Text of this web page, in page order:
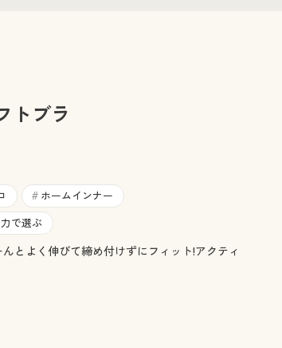
下着
きいサイズ レディース下着
きいサイズ 事務・制服
トブラ
# ホームインナー
で選ぶ
とよく伸びて締め付けずにフィット!アクティ